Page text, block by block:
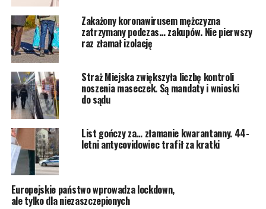
Zakażony koronawirusem mężczyzna
zatrzymany podczas… zakupów. Nie pierwszy
raz złamał izolację
Straż Miejska zwiększyła liczbę kontroli
noszenia maseczek. Są mandaty i wnioski
do sądu
List gończy za… złamanie kwarantanny. 44-
letni antycovidowiec trafił za kratki
Europejskie państwo wprowadza lockdown,
ale tylko dla niezaszczepionych